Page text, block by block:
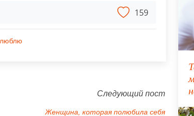
159
Следующий пост
Женщина, которая полюбила себя